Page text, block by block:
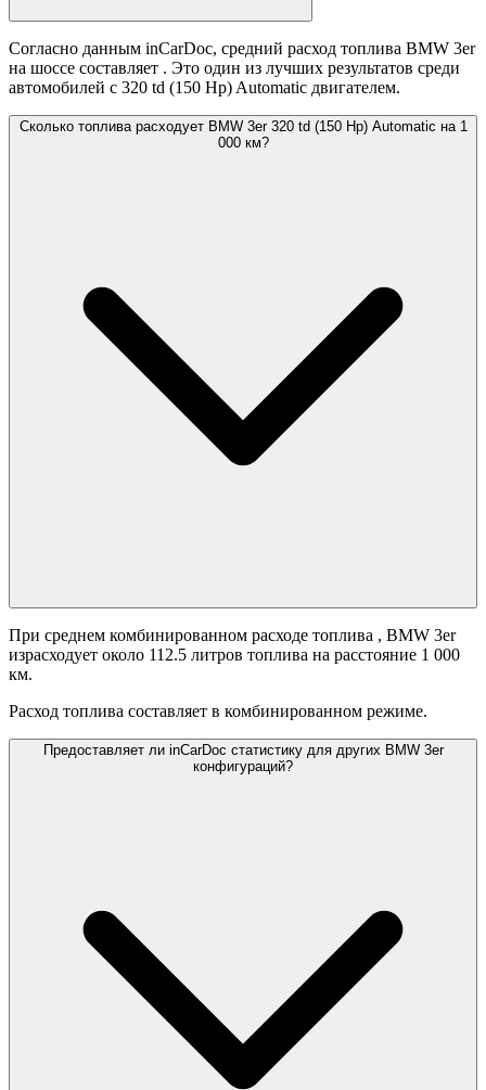
Согласно данным inCarDoc, средний расход топлива BMW 3er
на шоссе составляет . Это один из лучших результатов среди
автомобилей с 320 td (150 Hp) Automatic двигателем.
Сколько топлива расходует BMW 3er 320 td (150 Hp) Automatic на 1
000 км?
При среднем комбинированном расходе топлива , BMW 3er
израсходует около 112.5 литров топлива на расстояние 1 000
км.
Расход топлива составляет в комбинированном режиме.
Предоставляет ли inCarDoc статистику для других BMW 3er
конфигураций?